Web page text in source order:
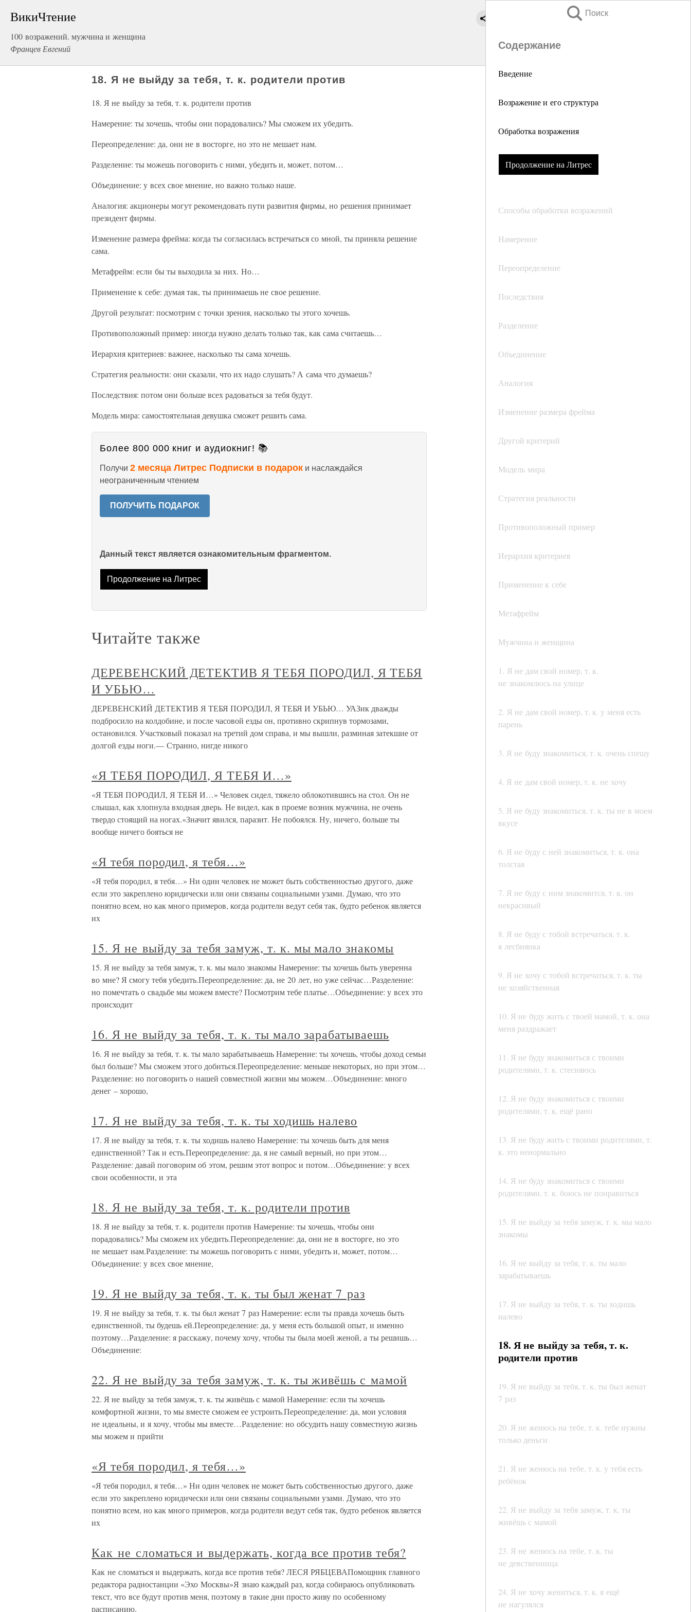
ВикиЧтение
100 возражений. мужчина и женщина
Францев Евгений
Поиск
Содержание
Введение
Возражение и его структура
Обработка возражения
Продолжение на Литрес
Способы обработки возражений
Намерение
Переопределение
Последствия
Разделение
Объединение
Аналогия
Изменение размера фрейма
Другой критерий
Модель мира
Стратегия реальности
Противоположный пример
Иерархия критериев
Применение к себе
Метафрейм
Мужчина и женщина
1. Я не дам свой номер, т. к.
не знакомлюсь на улице
2. Я не дам свой номер, т. к. у меня есть
парень
3. Я не буду знакомиться, т. к. очень спешу
4. Я не дам свой номер, т. к. не хочу
5. Я не буду знакомиться, т. к. ты не в моем
вкусе
6. Я не буду с ней знакомиться, т. к. она
толстая
7. Я не буду с ним знакомится, т. к. он
некрасивый
8. Я не буду с тобой встречаться, т. к.
я лесбиянка
9. Я не хочу с тобой встречаться, т. к. ты
не хозяйственная
10. Я не буду жить с твоей мамой, т. к. она
меня раздражает
11. Я не буду знакомиться с твоими
родителями, т. к. стесняюсь
12. Я не буду знакомиться с твоими
родителями, т. к. ещё рано
13. Я не буду жить с твоими родителями, т.
к. это ненормально
14. Я не буду знакомиться с твоими
родителями, т. к. боюсь не понравиться
15. Я не выйду за тебя замуж, т. к. мы мало
знакомы
16. Я не выйду за тебя, т. к. ты мало
зарабатываешь
17. Я не выйду за тебя, т. к. ты ходишь
налево
18. Я не выйду за тебя, т. к.
родители против
19. Я не выйду за тебя, т. к. ты был женат
7 раз
20. Я не женюсь на тебе, т. к. тебе нужны
только деньги
21. Я не женюсь на тебе, т. к. у тебя есть
ребёнок
22. Я не выйду за тебя замуж, т. к. ты
живёшь с мамой
23. Я не женюсь на тебе, т. к. ты
не девственница
24. Я не хочу жениться, т. к. я ещё
не нагулялся
18. Я не выйду за тебя, т. к. родители против
18. Я не выйду за тебя, т. к. родители против
Намерение: ты хочешь, чтобы они порадовались? Мы сможем их убедить.
Переопределение: да, они не в восторге, но это не мешает нам.
Разделение: ты можешь поговорить с ними, убедить и, может, потом…
Объединение: у всех свое мнение, но важно только наше.
Аналогия: акционеры могут рекомендовать пути развития фирмы, но решения принимает
президент фирмы.
Изменение размера фрейма: когда ты согласилась встречаться со мной, ты приняла решение
сама.
Метафрейм: если бы ты выходила за них. Но…
Применение к себе: думая так, ты принимаешь не свое решение.
Другой результат: посмотрим с точки зрения, насколько ты этого хочешь.
Противоположный пример: иногда нужно делать только так, как сама считаешь…
Иерархия критериев: важнее, насколько ты сама хочешь.
Стратегия реальности: они сказали, что их надо слушать? А сама что думаешь?
Последствия: потом они больше всех радоваться за тебя будут.
Модель мира: самостоятельная девушка сможет решить сама.
Более 800 000 книг и аудиокниг! 📚
Получи 2 месяца Литрес Подписки в подарок и наслаждайся
неограниченным чтением
ПОЛУЧИТЬ ПОДАРОК
Данный текст является ознакомительным фрагментом.
Продолжение на Литрес
Читайте также
ДЕРЕВЕНСКИЙ ДЕТЕКТИВ Я ТЕБЯ ПОРОДИЛ, Я ТЕБЯ
И УБЬЮ…
ДЕРЕВЕНСКИЙ ДЕТЕКТИВ Я ТЕБЯ ПОРОДИЛ, Я ТЕБЯ И УБЬЮ… УАЗик дважды
подбросило на колдобине, и после часовой езды он, противно скрипнув тормозами,
остановился. Участковый показал на третий дом справа, и мы вышли, разминая затекшие от
долгой езды ноги.— Странно, нигде никого
«Я ТЕБЯ ПОРОДИЛ, Я ТЕБЯ И…»
«Я ТЕБЯ ПОРОДИЛ, Я ТЕБЯ И…» Человек сидел, тяжело облокотившись на стол. Он не
слышал, как хлопнула входная дверь. Не видел, как в проеме возник мужчина, не очень
твердо стоящий на ногах.«Значит явился, паразит. Не побоялся. Ну, ничего, больше ты
вообще ничего бояться не
«Я тебя породил, я тебя…»
«Я тебя породил, я тебя…» Ни один человек не может быть собственностью другого, даже
если это закреплено юридически или они связаны социальными узами. Думаю, что это
понятно всем, но как много примеров, когда родители ведут себя так, будто ребенок является
их
15. Я не выйду за тебя замуж, т. к. мы мало знакомы
15. Я не выйду за тебя замуж, т. к. мы мало знакомы Намерение: ты хочешь быть уверенна
во мне? Я смогу тебя убедить.Переопределение: да, не 20 лет, но уже сейчас…Разделение:
но помечтать о свадьбе мы можем вместе? Посмотрим тебе платье…Объединение: у всех это
происходит
16. Я не выйду за тебя, т. к. ты мало зарабатываешь
16. Я не выйду за тебя, т. к. ты мало зарабатываешь Намерение: ты хочешь, чтобы доход семьи
был больше? Мы сможем этого добиться.Переопределение: меньше некоторых, но при этом…
Разделение: но поговорить о нашей совместной жизни мы можем…Объединение: много
денег – хорошо,
17. Я не выйду за тебя, т. к. ты ходишь налево
17. Я не выйду за тебя, т. к. ты ходишь налево Намерение: ты хочешь быть для меня
единственной? Так и есть.Переопределение: да, я не самый верный, но при этом…
Разделение: давай поговорим об этом, решим этот вопрос и потом…Объединение: у всех
свои особенности, и эта
18. Я не выйду за тебя, т. к. родители против
18. Я не выйду за тебя, т. к. родители против Намерение: ты хочешь, чтобы они
порадовались? Мы сможем их убедить.Переопределение: да, они не в восторге, но это
не мешает нам.Разделение: ты можешь поговорить с ними, убедить и, может, потом…
Объединение: у всех свое мнение,
19. Я не выйду за тебя, т. к. ты был женат 7 раз
19. Я не выйду за тебя, т. к. ты был женат 7 раз Намерение: если ты правда хочешь быть
единственной, ты будешь ей.Переопределение: да, у меня есть большой опыт, и именно
поэтому…Разделение: я расскажу, почему хочу, чтобы ты была моей женой, а ты решишь…
Объединение:
22. Я не выйду за тебя замуж, т. к. ты живёшь с мамой
22. Я не выйду за тебя замуж, т. к. ты живёшь с мамой Намерение: если ты хочешь
комфортной жизни, то мы вместе сможем ее устроить.Переопределение: да, мои условия
не идеальны, и я хочу, чтобы мы вместе…Разделение: но обсудить нашу совместную жизнь
мы можем и прийти
«Я тебя породил, я тебя…»
«Я тебя породил, я тебя…» Ни один человек не может быть собственностью другого, даже
если это закреплено юридически или они связаны социальными узами. Думаю, что это
понятно всем, но как много примеров, когда родители ведут себя так, будто ребенок является
их
Как не сломаться и выдержать, когда все против тебя?
Как не сломаться и выдержать, когда все против тебя? ЛЕСЯ РЯБЦЕВАПомощник главного
редактора радиостанции «Эхо Москвы»Я знаю каждый раз, когда собираюсь опубликовать
текст, что все будут против меня, поэтому в такие дни просто живу по особенному
расписанию.